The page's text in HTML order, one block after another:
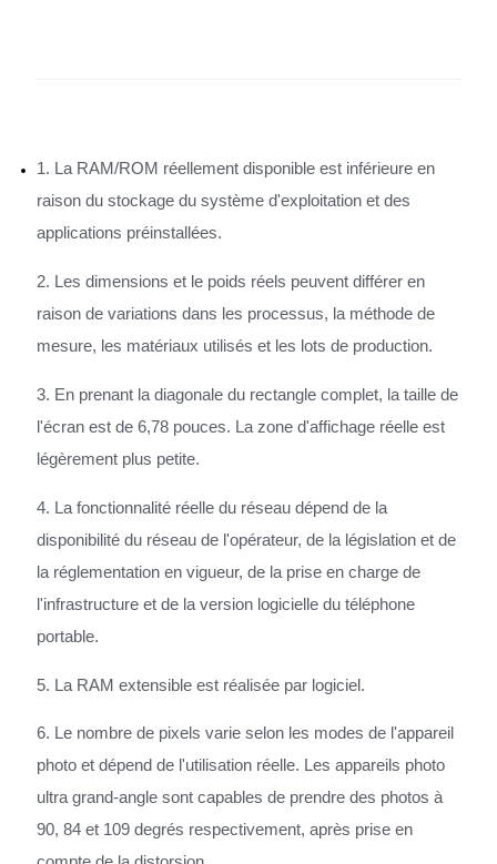
1. La RAM/ROM réellement disponible est inférieure en
raison du stockage du système d'exploitation et des
applications préinstallées.
2. Les dimensions et le poids réels peuvent différer en
raison de variations dans les processus, la méthode de
mesure, les matériaux utilisés et les lots de production.
3. En prenant la diagonale du rectangle complet, la taille de
l'écran est de 6,78 pouces. La zone d'affichage réelle est
légèrement plus petite.
4. La fonctionnalité réelle du réseau dépend de la
disponibilité du réseau de l'opérateur, de la législation et de
la réglementation en vigueur, de la prise en charge de
l'infrastructure et de la version logicielle du téléphone
portable.
5. La RAM extensible est réalisée par logiciel.
6. Le nombre de pixels varie selon les modes de l'appareil
photo et dépend de l'utilisation réelle. Les appareils photo
ultra grand-angle sont capables de prendre des photos à
90, 84 et 109 degrés respectivement, après prise en